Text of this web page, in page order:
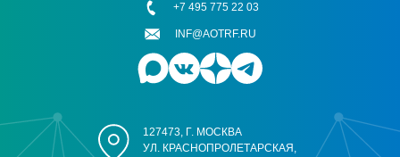
127473, Г. МОСКВА
УЛ. КРАСНОПРОЛЕТАРСКАЯ,
+7 495 775 22 03
INF@AOTRF.RU